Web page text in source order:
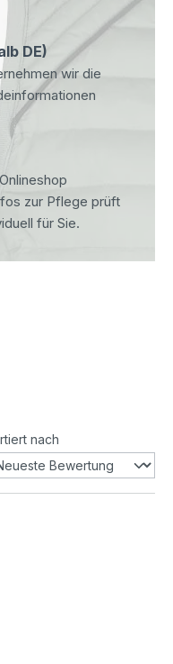
DE)
wir die
zur Pflege prüft
für Sie.
nach